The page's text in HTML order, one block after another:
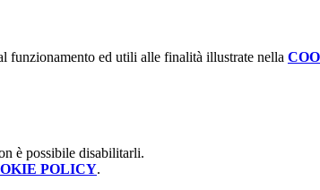
funzionamento ed utili alle finalità illustrate nella
è possibile disabilitarli.
POLICY.